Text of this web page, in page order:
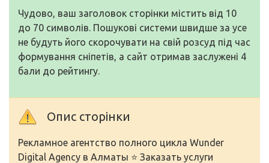
Чудово, ваш заголовок сторінки містить від 10
до 70 символів. Пошукові системи швидше за усе
не будуть його скорочувати на свій розсуд під час
формування сніпетів, а сайт отримав заслужені 4
бали до рейтингу.
Опис сторінки
Рекламное агентство полного цикла Wunder
Digital Agency в Алматы ⭐ Заказать услуги